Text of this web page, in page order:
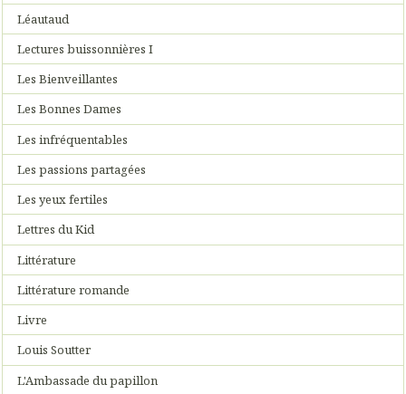
Léautaud
Lectures buissonnières I
Les Bienveillantes
Les Bonnes Dames
Les infréquentables
Les passions partagées
Les yeux fertiles
Lettres du Kid
Littérature
Littérature romande
Livre
Louis Soutter
L'Ambassade du papillon